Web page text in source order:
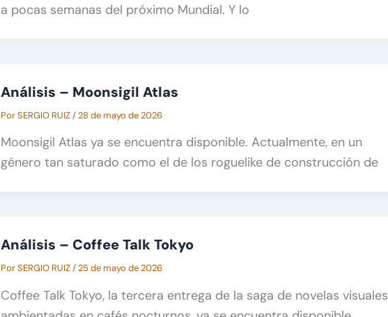
a pocas semanas del próximo Mundial. Y lo
Análisis – Moonsigil Atlas
PorSERGIO RUIZ/28 de mayo de 2026
Moonsigil Atlas ya se encuentra disponible. Actualmente, en un
género tan saturado como el de los roguelike de construcción de
Análisis – Coffee Talk Tokyo
PorSERGIO RUIZ/25 de mayo de 2026
Coffee Talk Tokyo, la tercera entrega de la saga de novelas visuales